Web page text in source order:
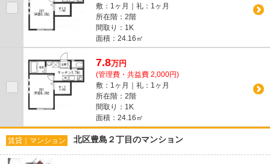
敷：1ヶ月｜礼：1ヶ月
所在階：2階
間取り：1K
面積：24.16㎡
7.8万円
(管理費・共益費 2,000円)
敷：1ヶ月｜礼：1ヶ月
所在階：2階
間取り：1K
面積：24.16㎡
賃貸｜マンション 北区豊島２丁目のマンション